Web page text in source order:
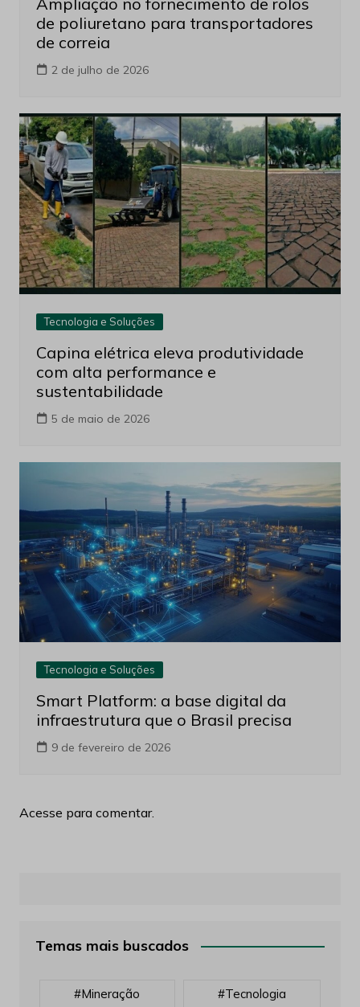
de poliuretano para transportadores
de correia
2 de julho de 2026
Tecnologia e Soluções
Capina elétrica eleva produtividade
com alta performance e
sustentabilidade
5 de maio de 2026
Tecnologia e Soluções
Smart Platform: a base digital da
infraestrutura que o Brasil precisa
9 de fevereiro de 2026
Acesse para comentar.
Temas mais buscados
#mineração #tecnologia